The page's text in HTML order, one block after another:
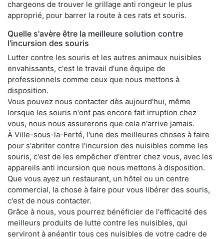
chargeons de trouver le grillage anti rongeur le plus
approprié, pour barrer la route à ces rats et souris.
Quelle s'avère être la meilleure solution contre
l'incursion des souris
Lutter contre les souris et les autres animaux nuisibles
envahissants, c'est le travail d'une équipe de
professionnels comme ceux que nous mettons à
disposition.
Vous pouvez nous contacter dès aujourd'hui, même
lorsque les souris n'ont pas encore fait irruption chez
vous, nous nous assurerons que cela n'arrive jamais.
À Ville-sous-la-Ferté, l'une des meilleures choses à faire
pour s'abriter contre l'incursion des nuisibles comme les
souris, c'est de les empêcher d'entrer chez vous, avec les
appareils anti incursion que nous mettons à disposition.
Que vous ayez un restaurant, un hôtel ou un centre
commercial, la chose à faire pour vous libérer des souris,
c'est de nous contacter.
Grâce à nous, vous pourrez bénéficier de l'efficacité des
meilleurs produits de lutte contre les nuisibles, qui
serviront à anéantir tous ces nuisibles de votre cadre de